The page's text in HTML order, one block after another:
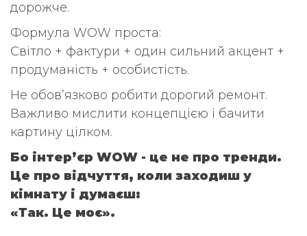
дорожче.
Формула WOW проста:
Світло + фактури + один сильний акцент +
продуманість + особистість.
Не обов’язково робити дорогий ремонт.
Важливо мислити концепцією і бачити
картину цілком.
Бо інтер’єр WOW - це не про тренди.
Це про відчуття, коли заходиш у
кімнату і думаєш:
«Так. Це моє».